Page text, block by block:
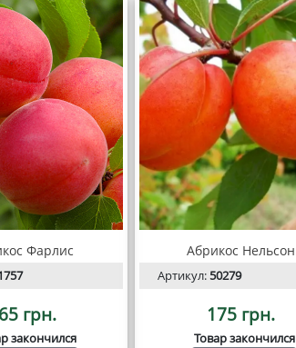
Фарлис
грн.
закончился
Абрикос Нельсон
Артикул:50279
175 грн.
Товар закончился